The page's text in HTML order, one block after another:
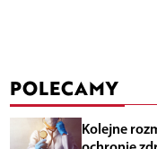
POLECAMY
Kolejne